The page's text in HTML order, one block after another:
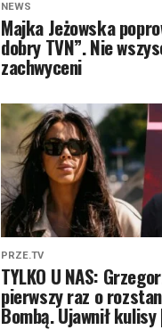
NEWS
Majka Jeżowska
dobry TVN”. Nie
zachwyceni
PRZE.TV
TYLKO U NAS:
pierwszy raz o
Bombą. Ujawnił kulisy